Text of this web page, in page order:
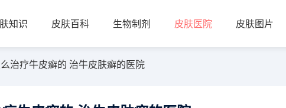
知识 皮肤百科 生物制剂 皮肤医院 皮肤图片
治疗牛皮癣的 治牛皮肤癣的医院